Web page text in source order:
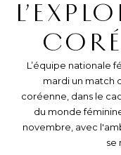
L’équipe nationale
mardi un match
coréenne, dans le
du monde
novembre, avec
se